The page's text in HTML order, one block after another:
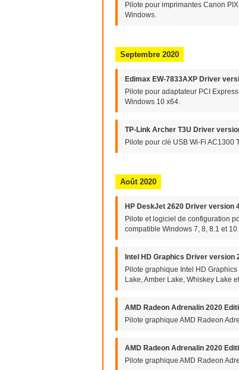
Pilote pour imprimantes Canon
Windows.
Septembre 2020
Edimax EW-7833AXP Driver
Pilote pour adaptateur PCI
Windows 10 x64.
TP-Link Archer T3U Driver
Pilote pour clé USB Wi-Fi AC1300
Août 2020
HP DeskJet 2620 Driver version
Pilote et logiciel de configuration
compatible Windows 7, 8, 8.1 et 10
Intel HD Graphics Driver version
Pilote graphique Intel HD
Lake, Amber Lake, Whiskey Lake
AMD Radeon Adrenalin 2020
Pilote graphique AMD Radeon
AMD Radeon Adrenalin 2020
Pilote graphique AMD Radeon